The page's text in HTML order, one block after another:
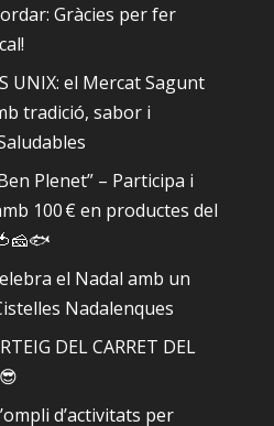
Gràcies per fer
UNIX: el Mercat Sagunt
tradició, sabor i
Plenet” – Participa i
100 € en productes del
el Nadal amb un
Nadalenques
DEL CARRET DEL
d’activitats per